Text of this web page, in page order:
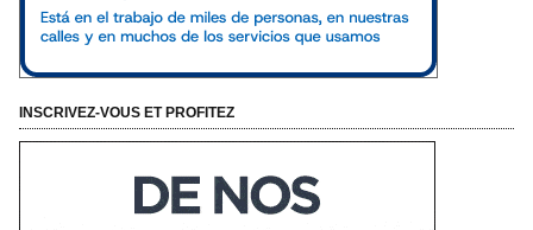
INSCRIVEZ-VOUS ET PROFITEZ